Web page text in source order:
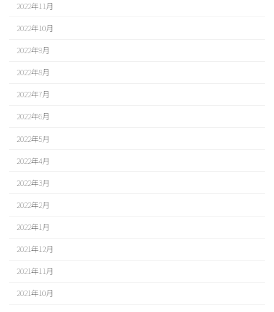
2022年11月
2022年10月
2022年9月
2022年8月
2022年7月
2022年6月
2022年5月
2022年4月
2022年3月
2022年2月
2022年1月
2021年12月
2021年11月
2021年10月